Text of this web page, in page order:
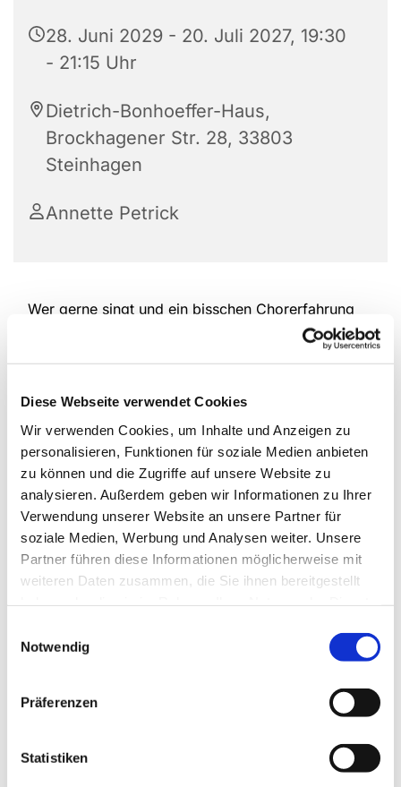
Diese Webseite verwendet Cookies
Wir verwenden Cookies, um Inhalte und Anzeigen zu
personalisieren, Funktionen für soziale Medien anbieten
zu können und die Zugriffe auf unsere Website zu
analysieren. Außerdem geben wir Informationen zu Ihrer
Verwendung unserer Website an unsere Partner für
soziale Medien, Werbung und Analysen weiter. Unsere
Partner führen diese Informationen möglicherweise mit
weiteren Daten zusammen, die Sie ihnen bereitgestellt
Notwendig
Präferenzen
Statistiken
28. Juni 2029 - 20. Juli 2027, 19:30
- 21:15 Uhr
Dietrich-Bonhoeffer-Haus,
Brockhagener Str. 28, 33803
Steinhagen
Annette Petrick
Wer gerne singt und ein bisschen Chorerfahrung
hat, ist herzlich willkommen, bei der Kantorei
reinzuschauen und mitzumachen. Das Repertoire
Komponisten wie Bach, Mendelssohn, Schütz,
Gospels. Die Mitglieder gemischten Alters singen
bei Konzerten, aber auch in Gottesdiensten und bei
anderen Gemeindeveranstalltungen.